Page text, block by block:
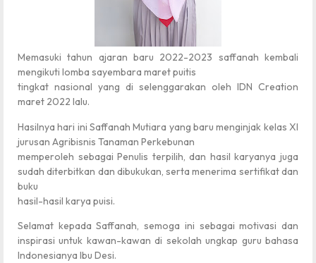
Memasuki tahun ajaran baru 2022-2023 saffanah kembali
mengikuti lomba sayembara maret puitis
tingkat nasional yang di selenggarakan oleh IDN Creation
maret 2022 lalu.
Hasilnya hari ini Saffanah Mutiara yang baru menginjak kelas XI
jurusan Agribisnis Tanaman Perkebunan
memperoleh sebagai Penulis terpilih, dan hasil karyanya juga
sudah diterbitkan dan dibukukan, serta menerima sertifikat dan
buku
hasil-hasil karya puisi.
Selamat kepada Saffanah, semoga ini sebagai motivasi dan
inspirasi untuk kawan-kawan di sekolah ungkap guru bahasa
Indonesianya Ibu Desi.